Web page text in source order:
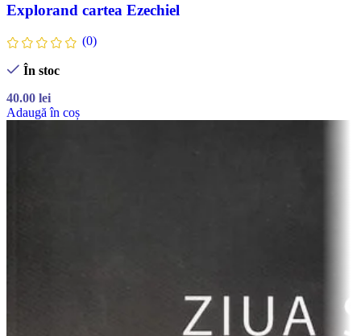
Explorand cartea Ezechiel
(0)
În stoc
40.00 lei
Adaugă în coș